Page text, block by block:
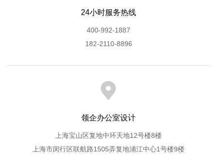
24小时服务热线
400-992-1887
182-2110-8896
领企办公室设计
上海宝山区复地中环天地12号楼8楼
上海市闵行区联航路1505弄复地浦江中心1号楼9楼